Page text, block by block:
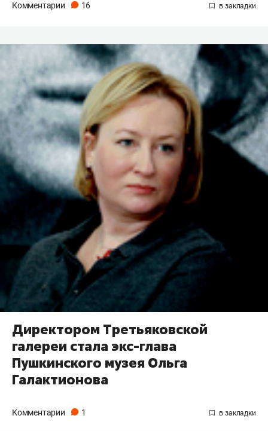
Комментарии 16
Директором Третьяковской
галереи стала экс-глава
Пушкинского музея Ольга
Галактионова
Комментарии 1